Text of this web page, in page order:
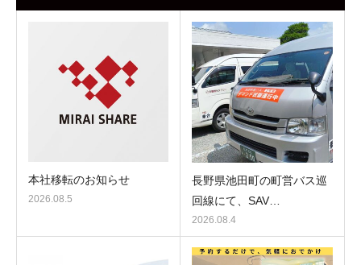
本社移転のお知らせ
2026.08.5
長野県池田町の町営バス巡
回線にて、SAV…
2026.08.4